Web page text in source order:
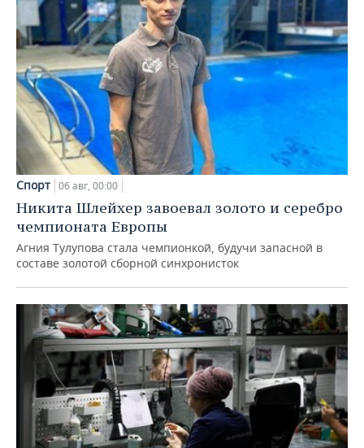
Спорт 06 авг, 00:00
Никита Шлейхер завоевал золото и серебро
чемпионата Европы
Агния Тулупова стала чемпионкой, будучи запасной в
составе золотой сборной синхронисток